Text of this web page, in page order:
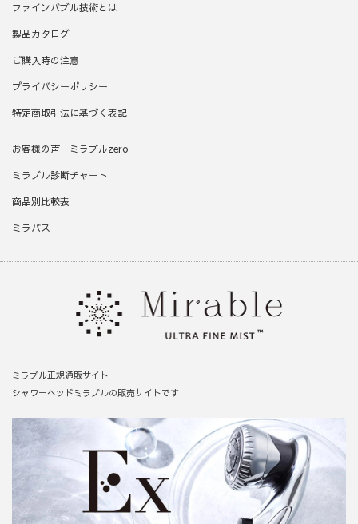
ファインバブル技術とは
製品カタログ
ご購入時の注意
プライバシーポリシー
特定商取引法に基づく表記
お客様の声－ミラブルzero
ミラブル診断チャート
商品別比較表
ミラバス
ミラブル正規通販サイト
シャワーヘッドミラブルの販売サイトです